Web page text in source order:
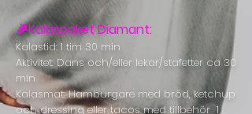
🎉Kalaspaket Diamant:
Kalastid: 1 tim 30 min
Aktivitet: Dans och/eller lekar/stafetter ca 30
min
Kalasmat: Hamburgare med bröd, ketchup
och dressing eller tacos med tillbehör 1